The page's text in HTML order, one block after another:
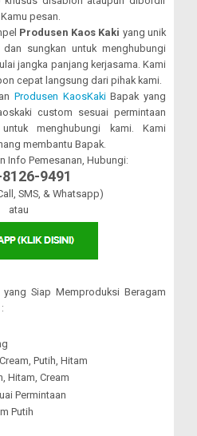
pesan.
Produsen Kaos Kaki yang unik
sungkan untuk menghubungi
jangka panjang kerjasama. Kami
cepat langsung dari pihak kami.
Produsen KaosKakiBapak yang
custom sesuai permintaan
menghubungi kami. Kami
membantu Bapak.
Info Pemesanan, Hubungi:
9491
SMS, & Whatsapp)
atau
Siap Memproduksi Beragam
Putih, Hitam
Hitam, Cream
Permintaan
Putih